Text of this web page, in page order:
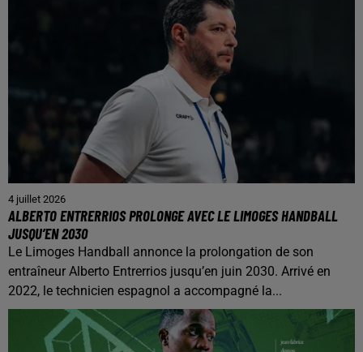
4 juillet 2026
ALBERTO ENTRERRIOS PROLONGE AVEC LE LIMOGES HANDBALL
JUSQU’EN 2030
Le Limoges Handball annonce la prolongation de son
entraîneur Alberto Entrerrios jusqu’en juin 2030. Arrivé en
2022, le technicien espagnol a accompagné la...